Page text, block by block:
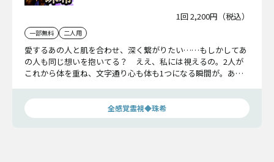
1回 2,200円（税込）
一部無料 二人用
愛するあの人と肌を合わせ、深く繋がりたい……もしかしてあ
の人も同じ想いを抱いてる？ ええ、私には視えるの。2人が
これから体を重ね、文字通り心も体も1つになる瞬間が。あの
にお伝えします。
全感覚霊視◆珠希